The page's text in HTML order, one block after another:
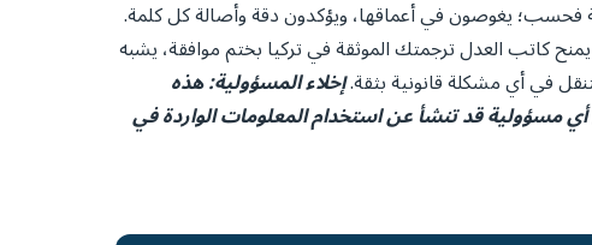
فحسب؛ يغوصون في أعماقها، ويؤكدون دقة وأصالة كل كلمة.
كاتب العدل ترجمتك الموثقة في تركيا بختم موافقة، يشبه
في أي مشكلة قانونية بثقة.إخلاء المسؤولية: هذه
مسؤولية قد تنشأ عن استخدام المعلومات الواردة في